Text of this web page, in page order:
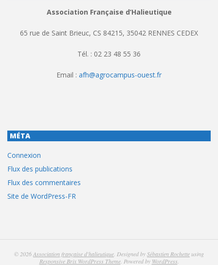
Association Française d’Halieutique
65 rue de Saint Brieuc, CS 84215, 35042 RENNES CEDEX
Tél. : 02 23 48 55 36
Email : afh@agrocampus-ouest.fr
MÉTA
Connexion
Flux des publications
Flux des commentaires
Site de WordPress-FR
© 2026Association française d'halieutique. Designed bySébastien Rochetteusing
Responsive Brix WordPress Theme. Powered by WordPress.